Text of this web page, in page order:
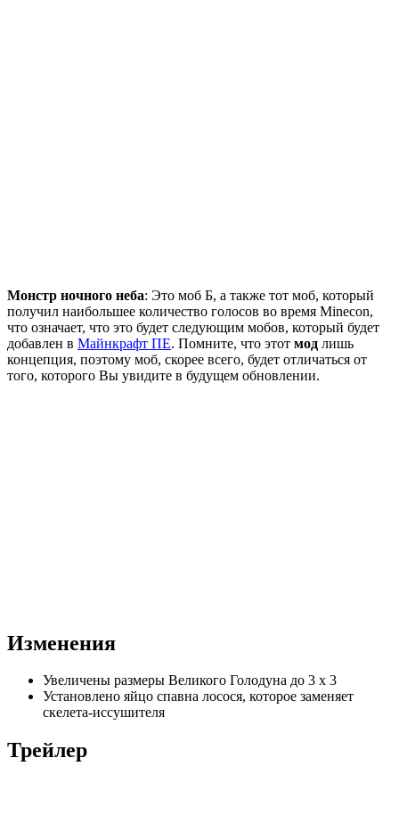
Монстр ночного неба: Это моб Б, а также тот моб, который
получил наибольшее количество голосов во время Minecon,
что означает, что это будет следующим мобов, который будет
добавлен в Майнкрафт ПЕ. Помните, что этот мод лишь
концепция, поэтому моб, скорее всего, будет отличаться от
того, которого Вы увидите в будущем обновлении.
Изменения
Увеличены размеры Великого Голодуна до 3 х 3
Установлено яйцо спавна лосося, которое заменяет
скелета-иссушителя
Трейлер